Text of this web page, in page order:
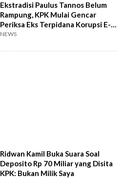
Ekstradisi Paulus Tannos Belum
Rampung, KPK Mulai Gencar
Periksa Eks Terpidana Korupsi E-
KTP
NEWS
Ridwan Kamil Buka Suara Soal
Deposito Rp 70 Miliar yang Disita
KPK: Bukan Milik Saya